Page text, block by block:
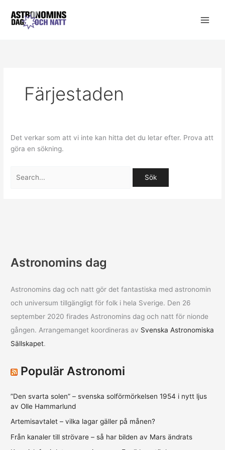
innehåll
Färjestaden
Det verkar som att vi inte kan hitta det du letar efter. Prova att
göra en sökning.
efter:
Astronomins dag
Astronomins dag och natt gör det fantastiska med astronomin
och universum tillgängligt för folk i hela Sverige. Den 26
september 2020 firades Astronomins dag och natt för nionde
gången. Arrangemanget koordineras av Svenska Astronomiska
Sällskapet.
Populär Astronomi
”Den svarta solen” – svenska solförmörkelsen 1954 i nytt ljus
av Olle Hammarlund
Artemisavtalet – vilka lagar gäller på månen?
Från kanaler till strövare – så har bilden av Mars ändrats